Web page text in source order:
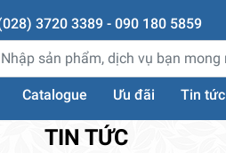
3720 3389 - 090 180 5859
Catalogue Ưu đãi Tin tức
TIN TỨC